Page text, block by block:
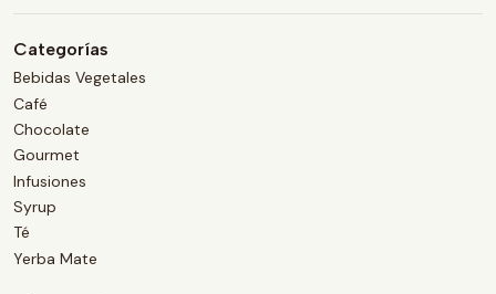
Categorías
Bebidas Vegetales
Café
Chocolate
Gourmet
Infusiones
Syrup
Té
Yerba Mate